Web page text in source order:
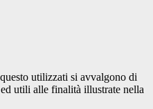
utilizzati si avvalgono di
utili alle finalità illustrate nella